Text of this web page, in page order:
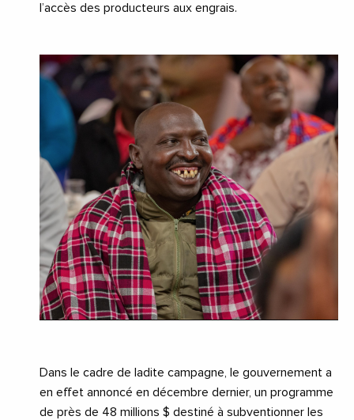
l’accès des producteurs aux engrais.
Dans le cadre de ladite campagne, le gouvernement a
en effet annoncé en décembre dernier, un programme
de près de 48 millions $ destiné à subventionner les